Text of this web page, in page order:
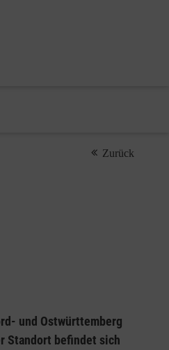
Zurück
und Ostwürttemberg
Standort befindet sich